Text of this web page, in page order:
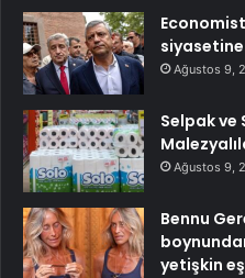
Ağustos 9,
Selpak
Ağustos 9,
Bennu
yetişkin